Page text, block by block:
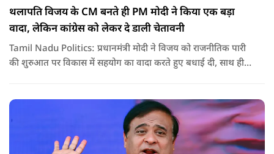
थलापति विजय के CM बनते ही PM मोदी ने किया एक बड़ा
वादा, लेकिन कांग्रेस को लेकर दे डाली चेतावनी
Tamil Nadu Politics: प्रधानमंत्री मोदी ने विजय को राजनीतिक पारी
की शुरुआत पर विकास में सहयोग का वादा करते हुए बधाई दी, साथ ही